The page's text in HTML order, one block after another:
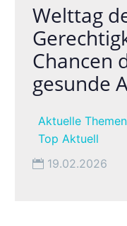
Welttag
Chancen
gesunde
Aktuelle Themen
Top Aktuell
19.02.2026